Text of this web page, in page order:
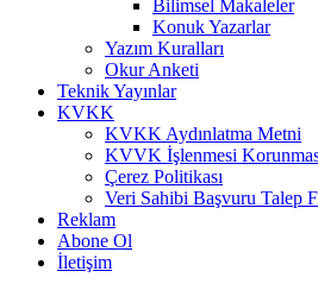
Bilimsel Makaleler
Konuk Yazarlar
Yazım Kuralları
Okur Anketi
Teknik Yayınlar
KVKK
KVKK Aydınlatma Metni
KVVK İşlenmesi
Çerez Politikası
Veri Sahibi Başvuru Talep
Reklam
Abone Ol
İletişim